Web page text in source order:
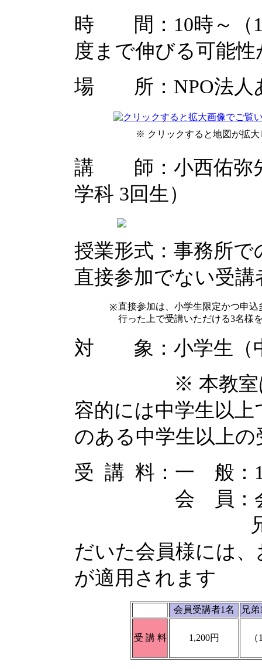
時 間：10時～（1
度まで伸びる可能
場 所：NPO法人
※ クリックすると地図が拡大
講 師：小西佑弥先
学科 3回生）
授業形式：事務所で
直接参加でない受
※直接参加は、小学生限定かつ申
行った上で受講いただける3名様
対 象：小学生（
※ 本教室は小
容的には中学生以
のある中学生以上
受 講 料：一 般：
会 員：会員
兄 弟 割 引
だいた会員様には、
が適用されます
会員受講者1名 兄
受 講 料 1,200円